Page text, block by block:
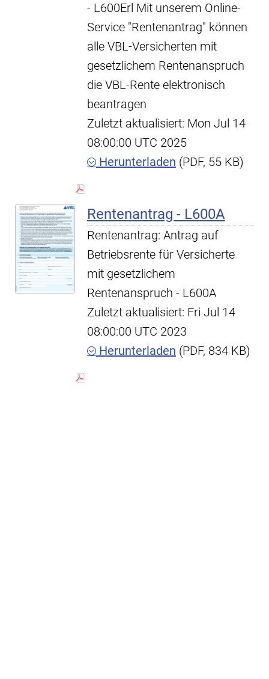
- L600Erl Mit unserem Online-
Service "Rentenantrag" können
alle VBL-Versicherten mit
gesetzlichem Rentenanspruch
die VBL-Rente elektronisch
beantragen
Zuletzt aktualisiert: Mon Jul 14
08:00:00 UTC 2025
Herunterladen (PDF, 55 KB)
Rentenantrag - L600A
Rentenantrag: Antrag auf
Betriebsrente für Versicherte
mit gesetzlichem
Rentenanspruch - L600A
Zuletzt aktualisiert: Fri Jul 14
08:00:00 UTC 2023
Herunterladen (PDF, 834 KB)